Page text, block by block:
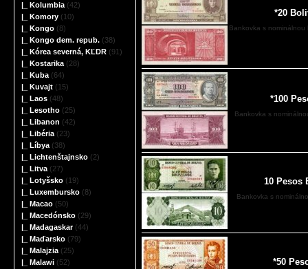
|_ Kolumbia (42)
|_ Komory (10)
|_ Kongo (8)
|_ Kongo dem. repub. (38)
|_ Kórea severná, KĽDR (91)
|_ Kostarika (28)
|_ Kuba (64)
|_ Kuvajt (15)
|_ Laos (48)
|_ Lesotho (25)
|_ Libanon (42)
|_ Libéria (23)
|_ Líbya (38)
|_ Lichtenštajnsko (2)
|_ Litva (27)
|_ Lotyšsko (19)
|_ Luxembursko (8)
|_ Macao (50)
|_ Macedónsko (29)
|_ Madagaskar(44)
|_ Maďarsko (79)
|_ Malajzia (25)
|_ Malawi (52)
*20
Bankovka s
*100
Bankovka s
10 Pesos
Bankovka s
*50